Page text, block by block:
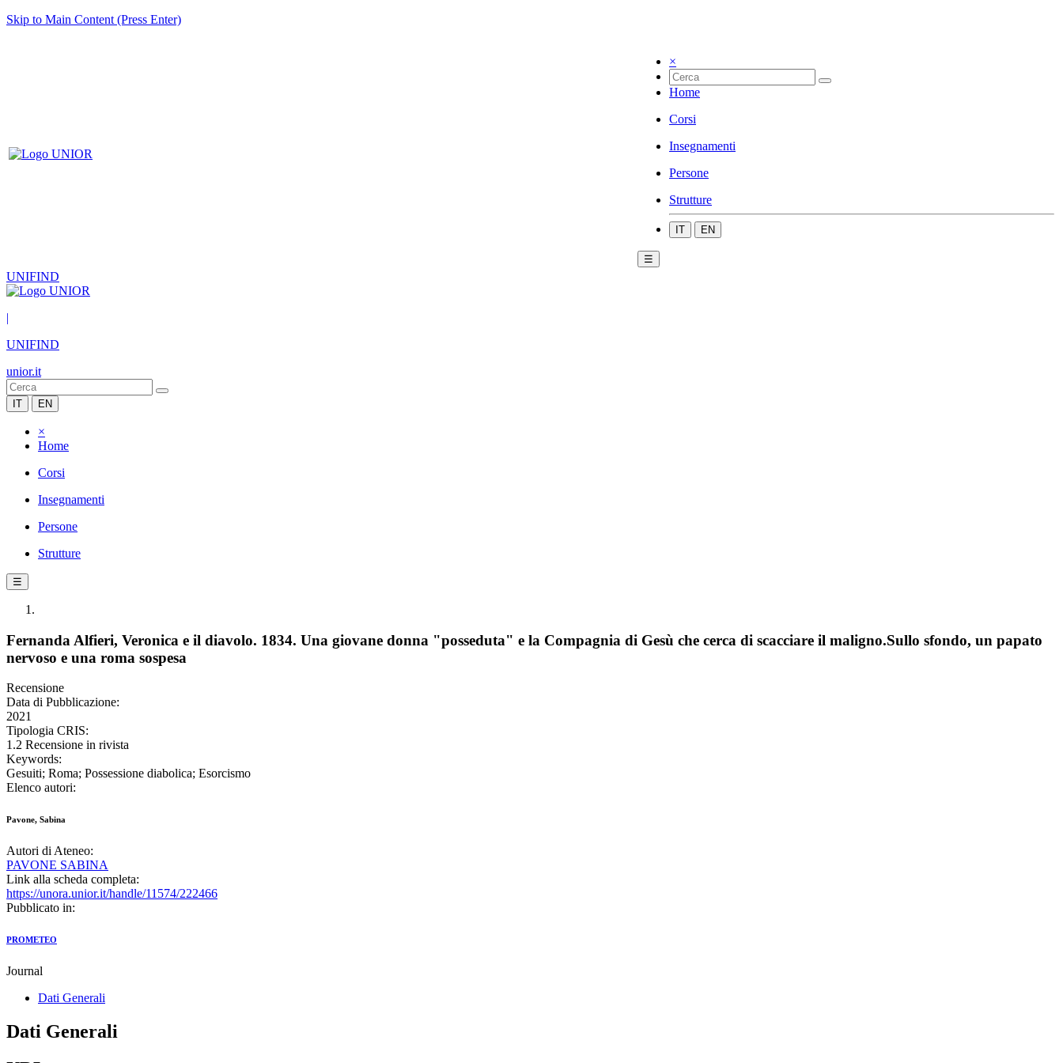
Skip to Main Content (Press Enter)
×
Home
Corsi
Insegnamenti
Persone
Strutture
IT EN
☰
UNIFIND
|
UNIFIND
unior.it
IT EN
×
Home
Corsi
Insegnamenti
Persone
Strutture
☰
Fernanda Alfieri, Veronica e il diavolo. 1834. Una giovane donna "posseduta" e la Compagnia di Gesù che cerca di scacciare il maligno.Sullo sfondo, un papato
nervoso e una roma sospesa
Recensione
Data di Pubblicazione:
2021
Tipologia CRIS:
1.2 Recensione in rivista
Keywords:
Gesuiti; Roma; Possessione diabolica; Esorcismo
Elenco autori:
Pavone, Sabina
Autori di Ateneo:
PAVONE SABINA
Link alla scheda completa:
https://unora.unior.it/handle/11574/222466
Pubblicato in:
PROMETEO
Journal
Dati Generali
Dati Generali